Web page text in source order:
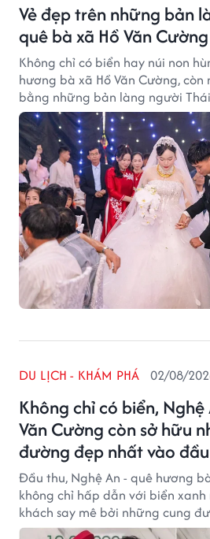
Vẻ đẹp trên những bản
quê bà xã Hồ Văn Cường
Không chỉ có biển hay núi non
hương bà xã Hồ Văn Cường, còn
bằng những bản làng người
vẻ đẹp mộc mạc và bản sắc
miền Tây xứ Nghệ.
Không chỉ có biển,
Văn Cường còn sở hữu
đường đẹp nhất vào
DU LỊCH - KHÁM PHÁ 02/08/
Đầu thu, Nghệ An - quê hương
không chỉ hấp dẫn với biển
khách say mê bởi những cung
núi rừng, đồng quê và thiên